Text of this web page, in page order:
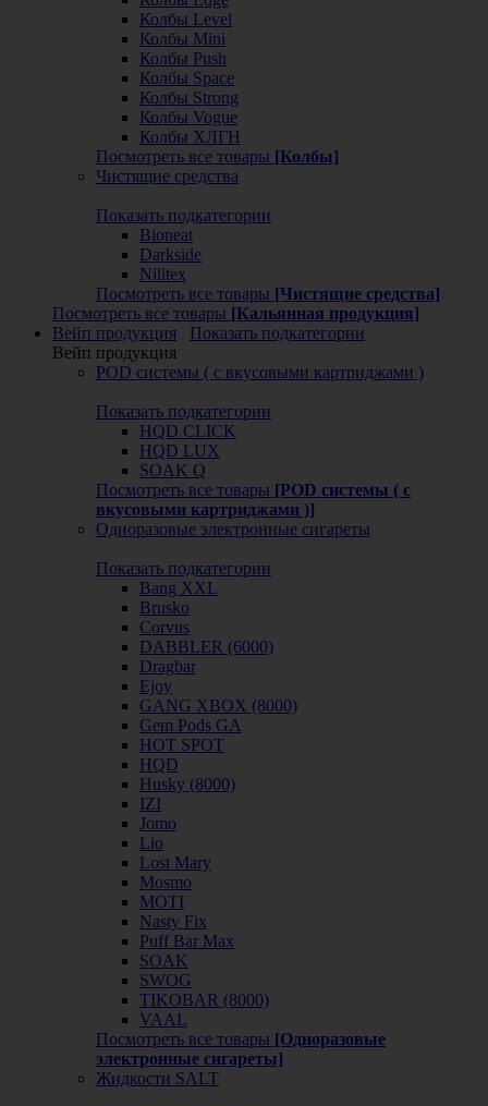
Колбы Level
Колбы Mini
Колбы Push
Колбы Space
Колбы Strong
Колбы Vogue
Колбы ХЛГН
Посмотреть все товары [Колбы]
Чистящие средства
Показать подкатегории
Bioneat
Darkside
Nilitex
Посмотреть все товары [Чистящие средства]
Посмотреть все товары [Кальянная продукция]
Вейп продукция
Показать подкатегории
Вейп продукция
POD системы ( с вкусовыми картриджами )
Показать подкатегории
HQD CLICK
HQD LUX
SOAK Q
Посмотреть все товары [POD системы ( с
вкусовыми картриджами )]
Одноразовые электронные сигареты
Показать подкатегории
Bang XXL
Brusko
Corvus
DABBLER (6000)
Dragbar
Ejoy
GANG XBOX (8000)
Gem Pods GA
HOT SPOT
HQD
Husky (8000)
IZI
Jomo
Lio
Lost Mary
Mosmo
MOTI
Nasty Fix
Puff Bar Max
SOAK
SWOG
TIKOBAR (8000)
VAAL
Посмотреть все товары [Одноразовые
электронные сигареты]
Жидкости SALT